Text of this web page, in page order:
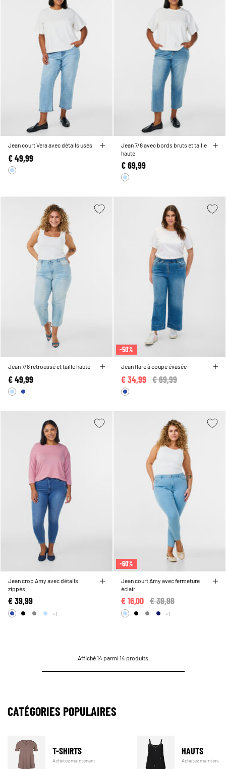
Jean court Vera avec détails usés
€ 49,99
Jean 7/8 avec bords bruts et taille
haute
€ 69,99
Jean 7/8 retroussé et taille haute
€ 49,99
-50%
Jean flare à coupe évasée
Price reduced from
€ 69,99
€ 34,99
Jean crop Amy avec détails
zippés
€ 39,99
+1
-60%
Jean court Amy avec fermeture
éclair
Price reduced from
€ 39,99
€ 16,00
+1
Affiché 14 parmi 14 produits
CATÉGORIES POPULAIRES
T-SHIRTS
Achetez maintenant
HAUTS
Achetez maintenant